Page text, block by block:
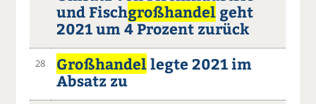
und Fischgroßhandel geht
2021 um 4 Prozent zurück
28 Großhandellegte 2021 im
Absatz zu